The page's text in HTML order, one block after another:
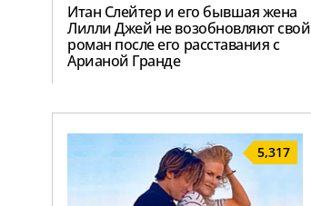
Итан Слейтер и его бывшая жена
Лилли Джей не возобновляют свой
роман после его расставания с
Арианой Гранде
5,317